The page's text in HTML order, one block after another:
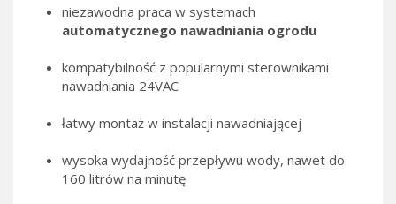
niezawodna praca w systemach
automatycznego nawadniania ogrodu
kompatybilność z popularnymi sterownikami
nawadniania 24VAC
łatwy montaż w instalacji nawadniającej
wysoka wydajność przepływu wody, nawet do
160 litrów na minutę